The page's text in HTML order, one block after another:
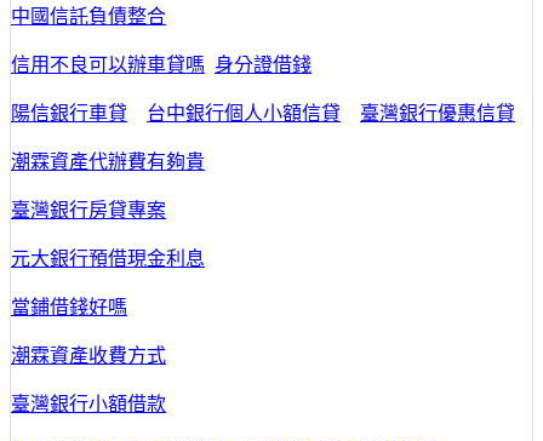
中國信託負債整合
信用不良可以辦車貸嗎 身分證借錢
陽信銀行車貸 台中銀行個人小額信貸 臺灣銀行優惠信貸
潮霖資產代辦費有夠貴
臺灣銀行房貸專案
元大銀行預借現金利息
當鋪借錢好嗎
潮霖資產收費方式
臺灣銀行小額借款